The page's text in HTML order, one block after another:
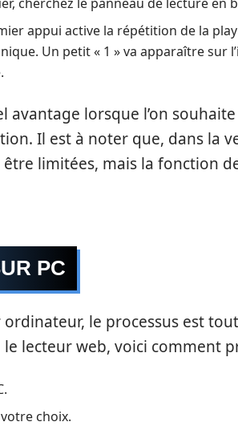
appui active la répétition de la
Un petit « 1 » va apparaître sur
lorsque l’on
Il est à noter que, dans la
limitées, mais la fonction
PC
le processus est
le lecteur web, voici comment
choix.